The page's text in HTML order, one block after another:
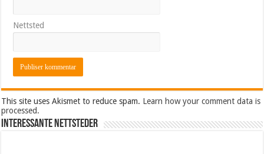
Nettsted
This site uses Akismet to reduce spam. Learn how your comment data is
processed.
Interessante nettsteder